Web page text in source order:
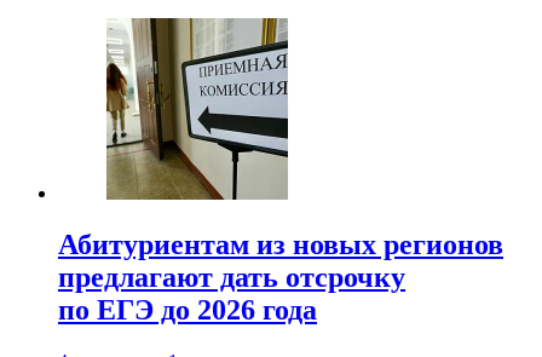
Абитуриентам из новых регионов
предлагают дать отсрочку
по ЕГЭ до 2026 года